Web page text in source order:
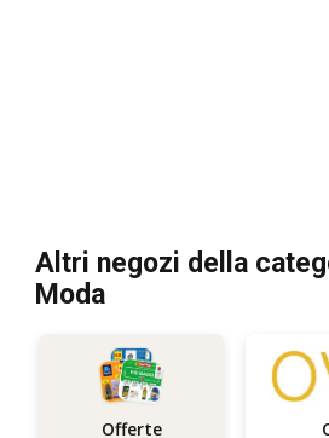
Altri negozi della
Moda
Offerte